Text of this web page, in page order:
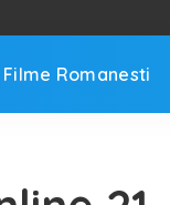
Filme Romanesti